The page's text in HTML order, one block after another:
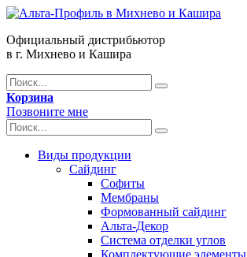
Официальный дистрибьютор
в г. Михнево и Кашира
Корзина
Позвоните мне
Виды продукции
Сайдинг
Софиты
Мембраны
Формованный сайдинг
Альта-Декор
Система отделки углов
Комплектующие элементы